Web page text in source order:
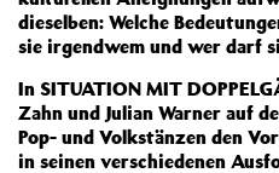
dieselben: Welche
sie irgendwem und wer darf
In SITUATION MIT
Zahn und Julian Warner auf
Pop- und Volkstänzen den
in seinen verschiedenen